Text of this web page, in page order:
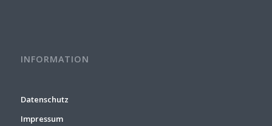
INFORMATION
Datenschutz
Impressum